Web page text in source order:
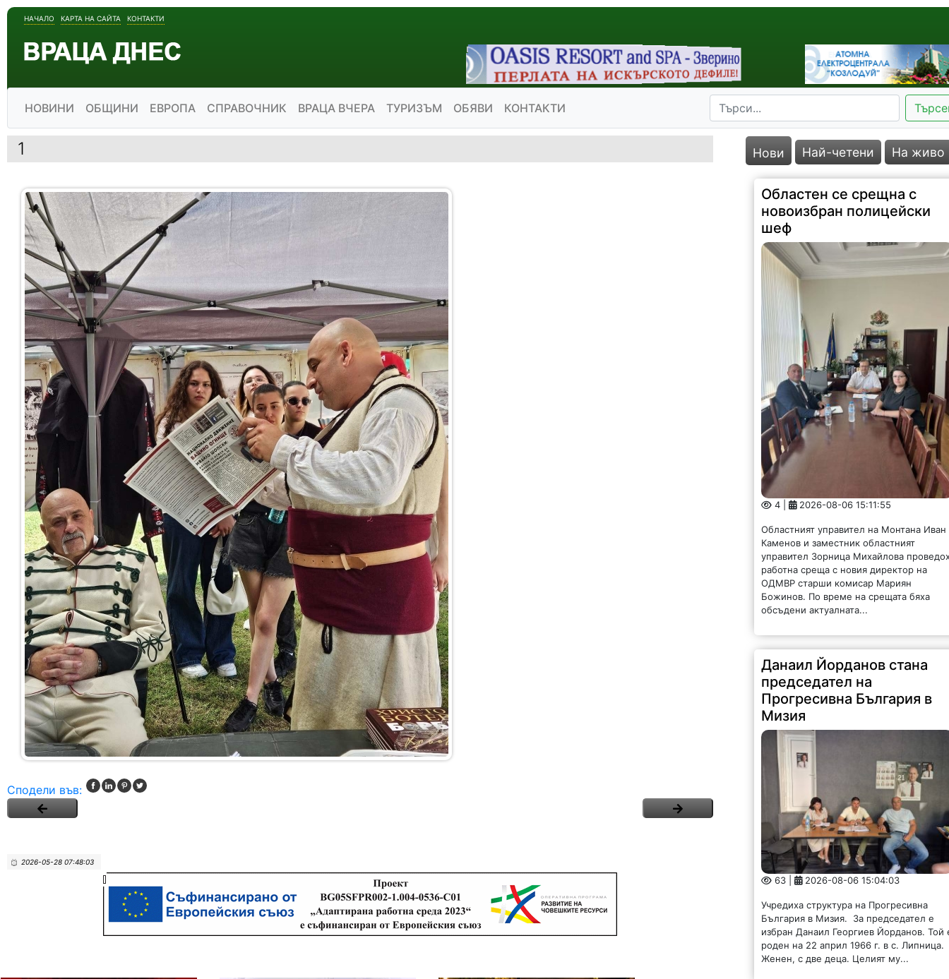
НАЧАЛО КАРТА НА САЙТА КОНТАКТИ
НОВИНИ ОБЩИНИ ЕВРОПА СПРАВОЧНИК ВРАЦА ВЧЕРА ТУРИЗЪМ ОБЯВИ КОНТАКТИ
1
Сподели във:
2026-05-28 07:48:03
Нови Най-четени На живо
Областен се срещна с
новоизбран полицейски
шеф
4 | 2026-08-06 15:11:55
Областният управител на Монтана Иван
Каменов и заместник областният
управител Зорница Михайлова
работна среща с новия директор на
ОДМВР старши комисар Мариян
Божинов. По време на срещата бяха
обсъдени актуалната...
Данаил Йорданов стана
председател на
Прогресивна България в
Мизия
63 | 2026-08-06 15:04:03
Учредиха структура на Прогресивна
България в Мизия. За председател е
избран Данаил Георгиев Йорданов. Той
роден на 22 април 1966 г. в с. Липница.
Женен, с две деца. Целият му...